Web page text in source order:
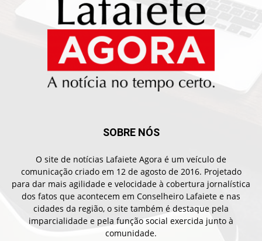
SOBRE NÓS
O site de notícias Lafaiete Agora é um veículo de
comunicação criado em 12 de agosto de 2016. Projetado
para dar mais agilidade e velocidade à cobertura jornalística
dos fatos que acontecem em Conselheiro Lafaiete e nas
cidades da região, o site também é destaque pela
imparcialidade e pela função social exercida junto à
comunidade.